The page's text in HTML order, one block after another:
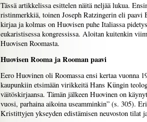
Tässä artikkelissa esittelen näitä neljää lukua.
ristinmerkkiä, toinen Joseph Ratzingerin eli paavi
kirjaa ja kolmas on Huovisen puhe Italiassa
eukaristisessa kongressissa. Aloitan kuitenkin
Huovisen Roomasta.
Huovisen Rooma ja Rooman paavi
Eero Huovinen oli Roomassa ensi kertaa vuonna
kaupunkiin etsimään virikkeitä Hans Küngin
väitöskirjaansa. Tämän jälkeen Huovinen on
vuosi, parhaina aikoina useamminkin” (s. 305).
Kristittyjen ykseyden edistämisen neuvoston tilat